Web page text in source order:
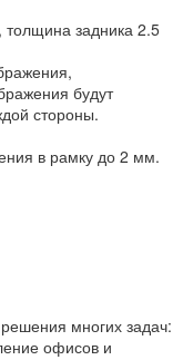
задника 2.5
будут
стороны.
в рамку до 2 мм.
многих задач:
офисов и